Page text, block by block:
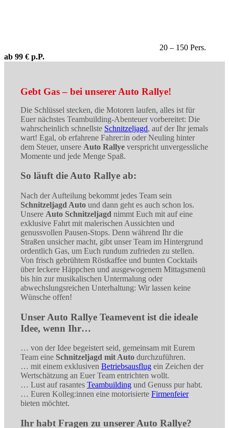
20 – 150 Pers.
ab 99 € p.P.
Gebt Gas – bei unserer Auto Rallye!
Die Schlüssel stecken, die Motoren laufen, alles ist für
Euer nächstes Teambuilding-Abenteuer vorbereitet: Die
wahrscheinlich schnellste Schnitzeljagd, auf der Ihr jemals
wart! Egal, ob erfahrene Fahrer:in oder Neuling hinter
dem Steuer, unsere Auto Rallye verspricht unvergessliche
Momente und jede Menge Spaß.
So läuft die Auto Rallye ab:
Nach der Aufteilung bekommt jedes Team sein
Schnitzeljagd Auto und dann geht es auch schon los.
Unsere Auto Schnitzeljagd nimmt Euch mit auf eine
exklusive Fahrt mit malerischen Aussichten und
genussvollen Pausen-Stops. Denn während Ihr die
Straßen unsicher macht, gibt unser Team im Hintergrund
ordentlich Gas, um Euch rundum zufrieden zu stellen.
Von frisch gebrühtem Röstkaffee und bunten Cocktails
über leckere Häppchen und ausgewogenem Mittagsmenü
bis hin zur musikalischen Untermalung oder
abwechslungsreichen Unterhaltung: Wir lassen keine
Wünsche offen!
Unser Auto Rallye Teamevent ist die ideale
Idee, wenn Ihr…
… von der Idee begeistert seid, gemeinsam mit Eurem
Team eine Schnitzeljagd mit Auto durchzuführen.
… mit einem exklusiven Betriebsausflug ein Zeichen der
Wertschätzung an Euer Team entrichten wollt.
… Lust auf rasantes Teambuilding und Genuss pur habt.
… Euren Kolleg:innen eine motorisierte Firmenfeier
bieten möchtet.
Ihr habt Fragen zu unserer Auto Rallye?